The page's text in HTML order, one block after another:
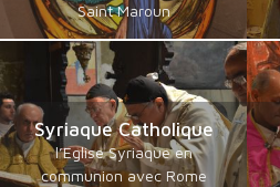
Saint Maroun
Syriaque Catholique
l’Eglise Syriaque en
communion avec Rome